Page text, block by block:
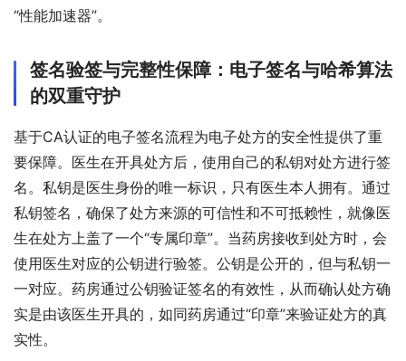
“性能加速器”。
签名验签与完整性保障：电子签名与哈希算法
的双重守护
基于CA认证的电子签名流程为电子处方的安全性提供了重
要保障。医生在开具处方后，使用自己的私钥对处方进行签
名。私钥是医生身份的唯一标识，只有医生本人拥有。通过
私钥签名，确保了处方来源的可信性和不可抵赖性，就像医
生在处方上盖了一个“专属印章”。当药房接收到处方时，会
使用医生对应的公钥进行验签。公钥是公开的，但与私钥一
一对应。药房通过公钥验证签名的有效性，从而确认处方确
实是由该医生开具的，如同药房通过“印章”来验证处方的真
实性。